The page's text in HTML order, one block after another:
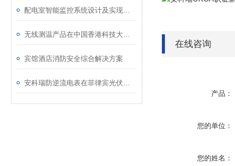
宾馆酒店消防安全综合解决方案
在线咨询
产品：
您的单位：
您的姓名：